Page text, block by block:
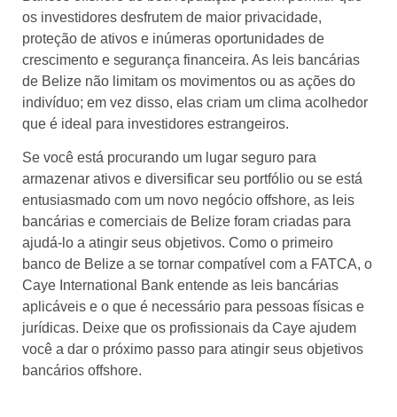
os investidores desfrutem de maior privacidade,
proteção de ativos e inúmeras oportunidades de
crescimento e segurança financeira. As leis bancárias
de Belize não limitam os movimentos ou as ações do
indivíduo; em vez disso, elas criam um clima acolhedor
que é ideal para investidores estrangeiros.
Se você está procurando um lugar seguro para
armazenar ativos e diversificar seu portfólio ou se está
entusiasmado com um novo negócio offshore, as leis
bancárias e comerciais de Belize foram criadas para
ajudá-lo a atingir seus objetivos. Como o primeiro
banco de Belize a se tornar compatível com a FATCA, o
Caye International Bank entende as leis bancárias
aplicáveis e o que é necessário para pessoas físicas e
jurídicas. Deixe que os profissionais da Caye ajudem
você a dar o próximo passo para atingir seus objetivos
bancários offshore.